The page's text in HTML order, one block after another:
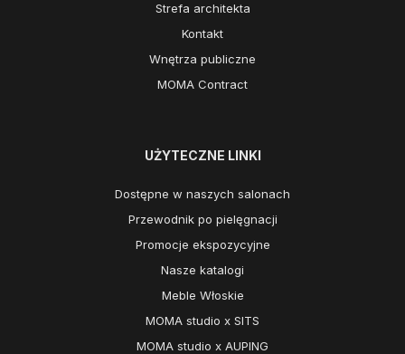
Strefa architekta
Kontakt
Wnętrza publiczne
MOMA Contract
UŻYTECZNE LINKI
Dostępne w naszych salonach
Przewodnik po pielęgnacji
Promocje ekspozycyjne
Nasze katalogi
Meble Włoskie
MOMA studio x SITS
MOMA studio x AUPING